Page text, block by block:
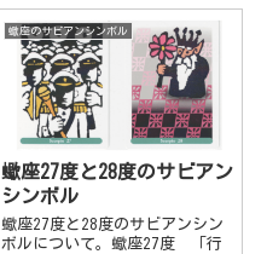
蠍座のサビアンシンボル
蠍座27度と28度のサビアン
シンボル
蠍座27度と28度のサビアンシン
ボルについて。蠍座27度 「行